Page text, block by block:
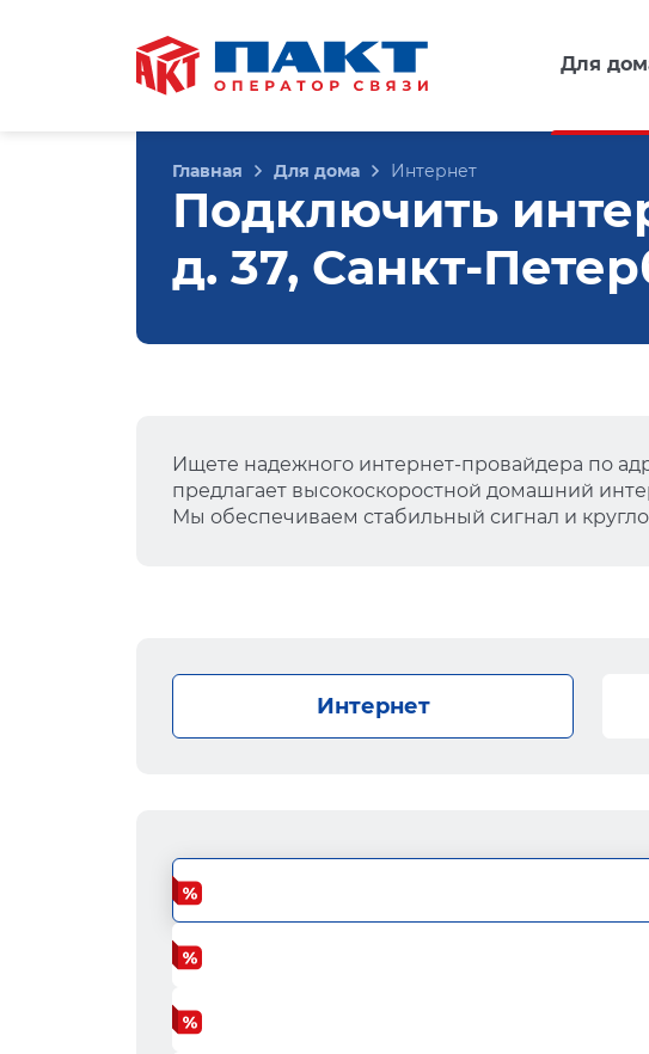
Для
Главная Для дома Интернет
Подключить
д. 37, Санкт-
Ищете надежного интернет-провайдера по
предлагает высокоскоростной домашний
Мы обеспечиваем стабильный сигнал и
Интернет